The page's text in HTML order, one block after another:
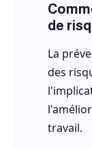
de
La
des
travail.